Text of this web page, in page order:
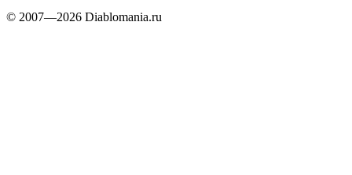
© 2007—2026 Diablomania.ru